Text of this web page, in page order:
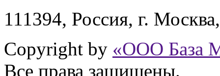
111394, Россия, г. Москва
Copyright by «ООО База
Все права защищены.